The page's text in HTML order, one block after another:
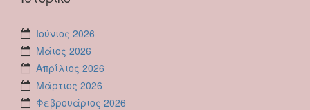
Ιούνιος 2026
Μάιος 2026
Απρίλιος 2026
Μάρτιος 2026
Φεβρουάριος 2026